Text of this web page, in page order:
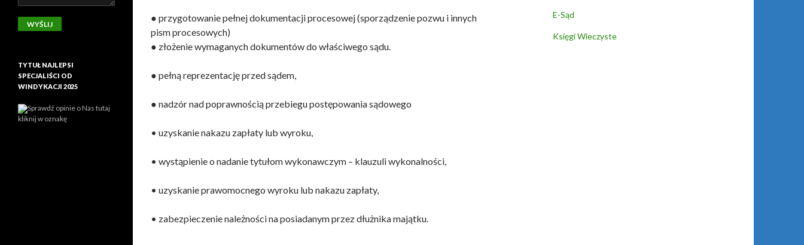
● przygotowanie pełnej dokumentacji procesowej (sporządzenie pozwu i innych
pism procesowych)
● złożenie wymaganych dokumentów do właściwego sądu.
● pełną reprezentację przed sądem,
● nadzór nad poprawnością przebiegu postępowania sądowego
• uzyskanie nakazu zapłaty lub wyroku,
• wystąpienie o nadanie tytułom wykonawczym – klauzuli wykonalności,
• uzyskanie prawomocnego wyroku lub nakazu zapłaty,
• zabezpieczenie należności na posiadanym przez dłużnika majątku.
E-Sąd
Księgi Wieczyste
TYTUŁ NAJLEPSI
SPECJALIŚCI OD
WINDYKACJI 2025
Sprawdź opinie o Nas tutaj
kliknij w oznakę